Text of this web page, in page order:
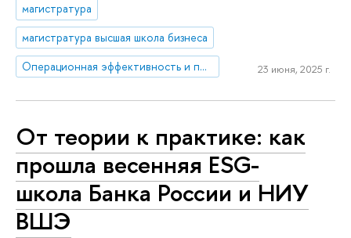
магистратура
магистратура высшая школа бизнеса
Операционная эффективность и производственные системы
23 июня, 2025 г.
От теории к практике: как
прошла весенняя ESG-
школа Банка России и НИУ
ВШЭ